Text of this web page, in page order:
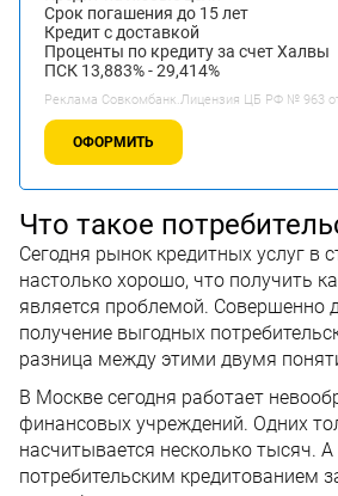
Срок погашения до 15 лет
Кредит с доставкой
Проценты по кредиту за счет Халвы
ПСК 13,883% - 29,414%
Реклама Совкомбанк.Лицензия ЦБ РФ № 963
ОФОРМИТЬ
Что такое
Сегодня рынок кредитных услуг в
настолько хорошо, что получить
является проблемой. Совершенно
получение выгодных
разница между этими двумя
В Москве сегодня работает
финансовых учреждений. Одних
насчитывается несколько тысяч.
потребительским кредитованием